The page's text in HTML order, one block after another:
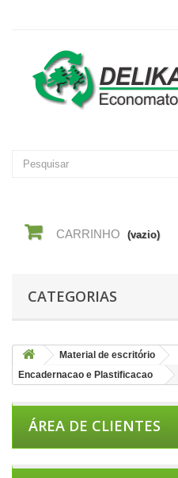
CARRINHO (vazio)
CATEGORIAS
Material de escritório
Encadernacao e Plastificacao
ÁREA DE CLIENTES